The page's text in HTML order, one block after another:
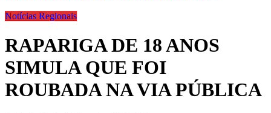
Notícias Regionais
RAPARIGA DE 18 ANOS
SIMULA QUE FOI
ROUBADA NA VIA PÚBLICA